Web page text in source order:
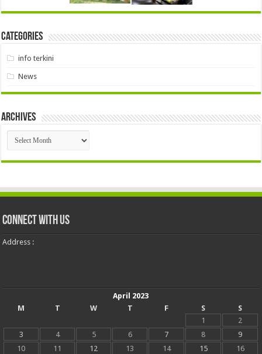
Categories
info terkini
News
Archives
Archives
Connect With Us
Address :
April 2023
M
T W T F S
S
1
2
3
4 5 6 7 8
9
10
11 12 13 14 15 16